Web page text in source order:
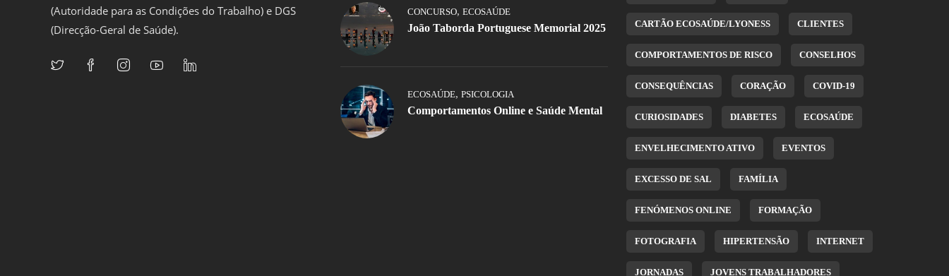
(Autoridade para as Condições do Trabalho) e DGS
(Direcção-Geral de Saúde).
CONCURSO, ECOSAÚDE
João Taborda Portuguese Memorial 2025
ECOSAÚDE, PSICOLOGIA
Comportamentos Online e Saúde Mental
CARTÃO ECOSAÚDE/LYONESS CLIENTES
COMPORTAMENTOS DE RISCO CONSELHOS
CONSEQUÊNCIAS CORAÇÃO COVID-19
CURIOSIDADES DIABETES ECOSAÚDE
ENVELHECIMENTO ATIVO EVENTOS
EXCESSO DE SAL FAMÍLIA
FENÓMENOS ONLINE FORMAÇÃO
FOTOGRAFIA HIPERTENSÃO INTERNET
JORNADAS JOVENS TRABALHADORES